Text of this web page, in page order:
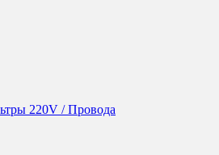
220V / Провода